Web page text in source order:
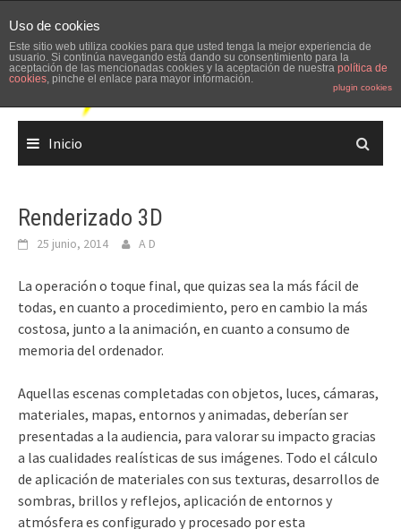
to
content
Inicio
Renderizado 3D
25 junio, 2014 A D
La operación o toque final, que quizas sea la más fácil de
todas, en cuanto a procedimiento, pero en cambio la más
costosa, junto a la animación, en cuanto a consumo de
memoria del ordenador.
Aquellas escenas completadas con objetos, luces, cámaras,
materiales, mapas, entornos y animadas, deberían ser
presentadas a la audiencia, para valorar su impacto gracias
a las cualidades realísticas de sus imágenes. Todo el cálculo
de aplicación de materiales con sus texturas, desarrollos de
sombras, brillos y reflejos, aplicación de entornos y
atmósfera es configurado y procesado por esta
Uso de cookies
Este sitio web utiliza cookies para que usted tenga la mejor experiencia de
usuario. Si continúa navegando está dando su consentimiento para la
aceptación de las mencionadas cookies y la aceptación de nuestra política de
cookies, pinche el enlace para mayor información.
plugin cookies